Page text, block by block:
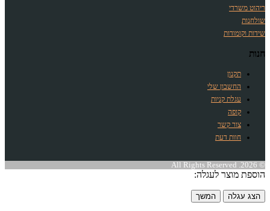
ריהוט משרדי
שולחנות
שידות וקומודות
חנות
תקנון
החשבון שלי
עגלת קניות
קופה
צור קשר
חוות דעת
© 2026. All Rights Reserved
הוספת מוצר לעגלה:
הצג עגלה המשך